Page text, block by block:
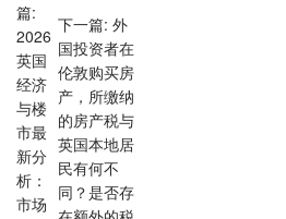
篇:
2026
英国
经济
与楼
市最
新分
析：
市场
下一篇: 外
国投资者在
伦敦购买房
产，所缴纳
的房产税与
英国本地居
民有何不
同？是否存